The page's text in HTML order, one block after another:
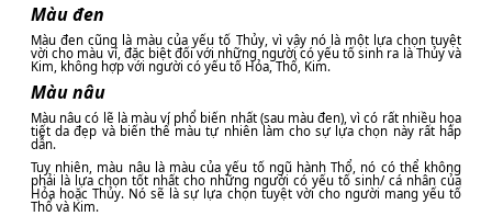
Màu đen
Màu đen cũng là màu của yếu tố Thủy, vì vậy nó là một lựa chọn tuyệt
vời cho màu ví, đặc biệt đối với những người có yếu tố sinh ra là Thủy và
Kim, không hợp với người có yếu tố Hỏa, Thổ, Kim.
Màu nâu
Màu nâu có lẽ là màu ví phổ biến nhất (sau màu đen), vì có rất nhiều họa
tiết da đẹp và biến thể màu tự nhiên làm cho sự lựa chọn này rất hấp
dẫn.
Tuy nhiên, màu nâu là màu của yếu tố ngũ hành Thổ, nó có thể không
phải là lựa chọn tốt nhất cho những người có yếu tố sinh/ cá nhân của
Hỏa hoặc Thủy. Nó sẽ là sự lựa chọn tuyệt vời cho người mang yếu tố
Thổ và Kim.